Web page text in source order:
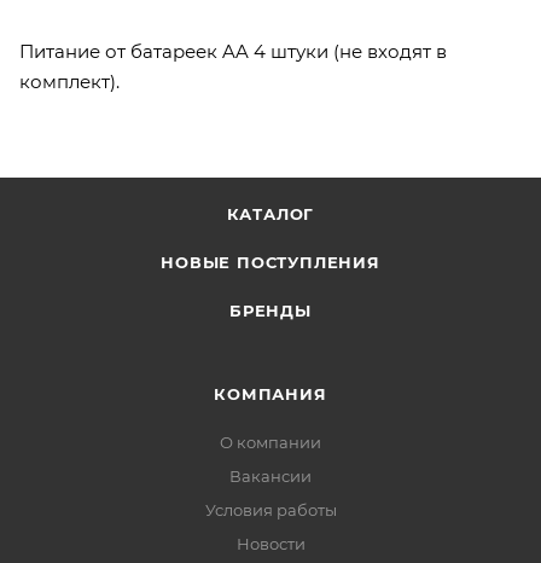
Питание от батареек AA 4 штуки (не входят в
комплект).
КАТАЛОГ
НОВЫЕ ПОСТУПЛЕНИЯ
БРЕНДЫ
КОМПАНИЯ
О компании
Вакансии
Условия работы
Новости